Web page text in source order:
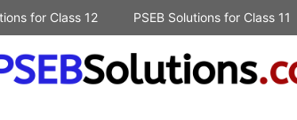
for Class 12 PSEB Solutions for Class 11